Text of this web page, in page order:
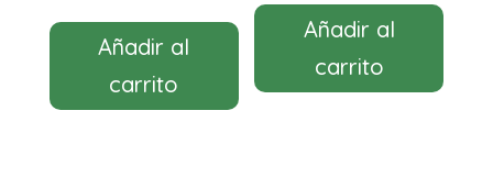
Añadir al
carrito
Añadir al
carrito